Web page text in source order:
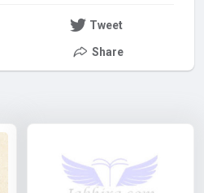
Tweet
Share